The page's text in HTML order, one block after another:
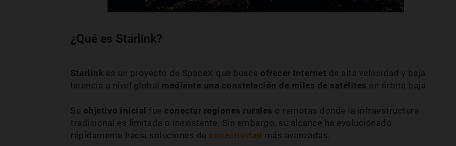
¿Qué es Starlink?
Starlink es un proyecto de SpaceX que busca ofrecer Internet de alta velocidad y baja
latencia a nivel global mediante una constelación de miles de satélites en órbita baja.
Su objetivo inicial fue conectar regiones rurales o remotas donde la infraestructura
tradicional es limitada o inexistente. Sin embargo, su alcance ha evolucionado
rápidamente hacia soluciones de conectividad más avanzadas.